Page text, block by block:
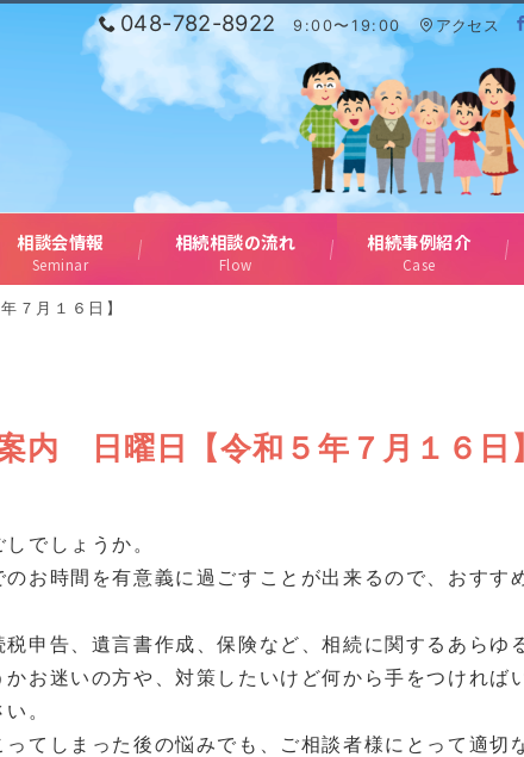
048-782-8922 9:00〜19:00 アクセス
相談会情報
Seminar
相続相談の流れ
Flow
相続事例紹介
Case
７月１６日】
内 日曜日【令和５年７月１６日】
でしょうか。
お時間を有意義に過ごすことが出来るので、おすす
申告、遺言書作成、保険など、相続に関するあらゆ
お迷いの方や、対策したいけど何から手をつければ
。
てしまった後の悩みでも、ご相談者様にとって適切